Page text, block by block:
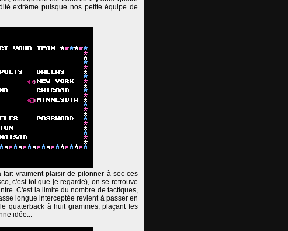
extrême puisque nos petite équipe de
vraiment plaisir de pilonner à sec ces
c'est toi que je regarde), on se retrouve
C'est la limite du nombre de tactiques,
longue interceptée revient à passer en
quaterback à huit grammes, plaçant les
idée...